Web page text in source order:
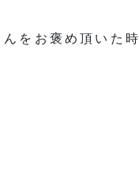
をお褒め頂いた時